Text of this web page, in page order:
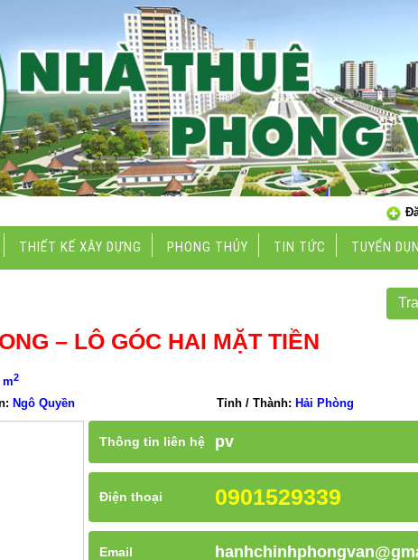
THIẾT KẾ XÂY DỰNG PHONG THỦY TIN TỨC TUYỂN
– LÔ GÓC HAI MẶT TIỀN
m2
Ngô Quyền Tỉnh / Thành: Hải Phòng
Thông tin liên hệ pv
Điện thoại 0901529339
Email